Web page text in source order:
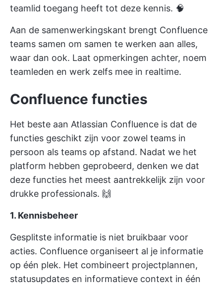
teamlid toegang heeft tot deze kennis. 🧠
Aan de samenwerkingskant brengt Confluence
teams samen om samen te werken aan alles,
waar dan ook. Laat opmerkingen achter, noem
teamleden en werk zelfs mee in realtime.
Confluence functies
Het beste aan Atlassian Confluence is dat de
functies geschikt zijn voor zowel teams in
persoon als teams op afstand. Nadat we het
platform hebben geprobeerd, denken we dat
deze functies het meest aantrekkelijk zijn voor
drukke professionals. 🙌
1. Kennisbeheer
Gesplitste informatie is niet bruikbaar voor
acties. Confluence organiseert al je informatie
op één plek. Het combineert projectplannen,
statusupdates en informatieve context in één